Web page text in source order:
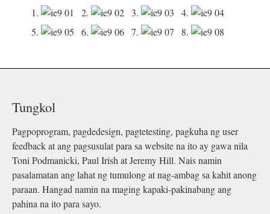
1. 2. 3.
4.
5.
6. 7. 8.
Tungkol
Pagpoprogram, pagdedesign, pagtetesting, pagkuha ng user
feedback at ang pagsusulat para sa website na ito ay gawa nila
Toni Podmanicki, Paul Irish at Jeremy Hill. Nais namin
pasalamatan ang lahat ng tumulong at nag-ambag sa kahit anong
paraan. Hangad namin na maging kapaki-pakinabang ang
pahina na ito para sayo.